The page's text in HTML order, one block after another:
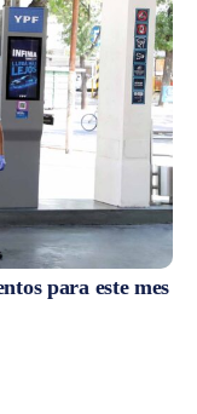
para este mes